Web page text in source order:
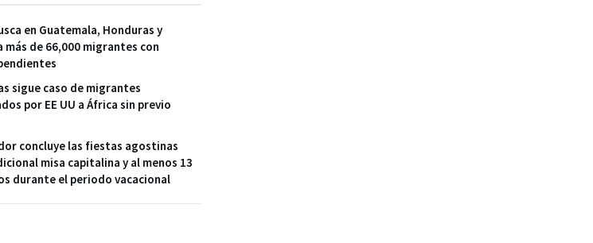
en Guatemala, Honduras y
más de 66,000 migrantes con
sigue caso de migrantes
por EE UU a África sin previo
concluye las fiestas agostinas
misa capitalina y al menos 13
durante el periodo vacacional